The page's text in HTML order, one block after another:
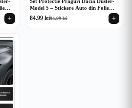
UV +
Model 5 – Stickere Auto din Folie
Autocolantă | Rezistent Apă + UV
94.99lei
Prețul
inițial
84.99 leiPrețul
curent
+